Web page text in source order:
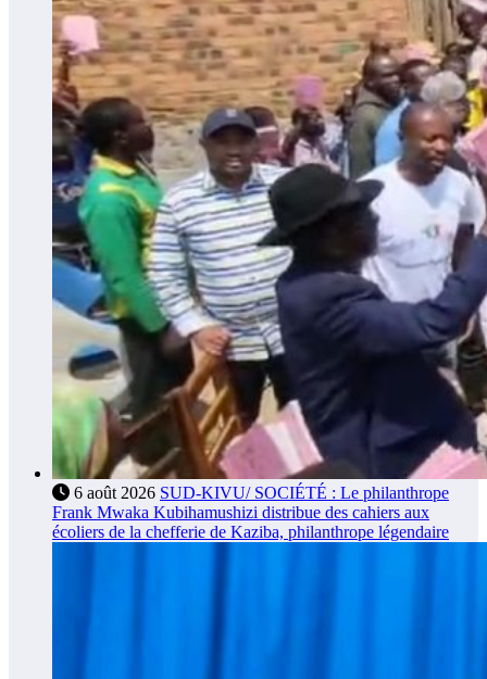
6 août 2026 SUD-KIVU/ SOCIÉTÉ : Le philanthrope
Frank Mwaka Kubihamushizi distribue des cahiers aux
écoliers de la chefferie de Kaziba, philanthrope légendaire